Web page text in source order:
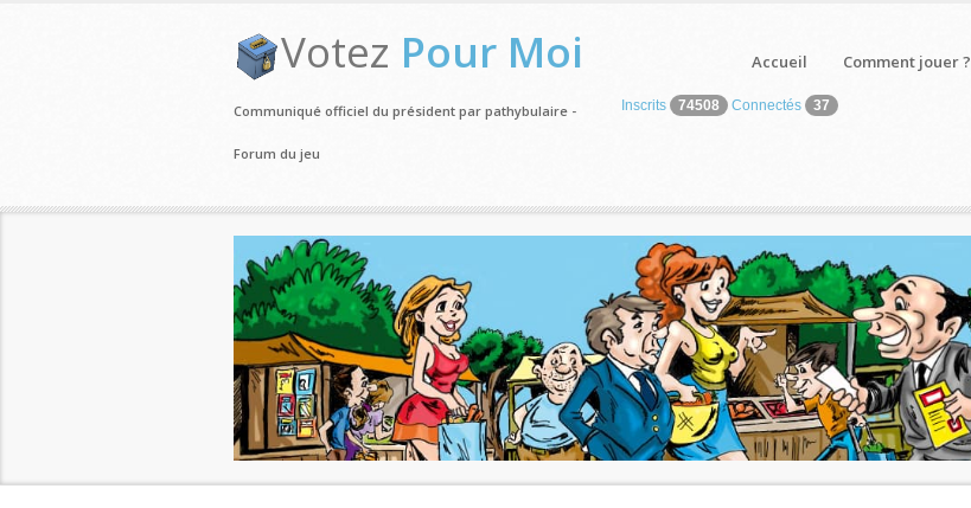
Votez Pour Moi
Communiqué officiel du président par pathybulaire -
Forum du jeu
Accueil Comment jouer ?
Inscrits 74508 Connectés 37